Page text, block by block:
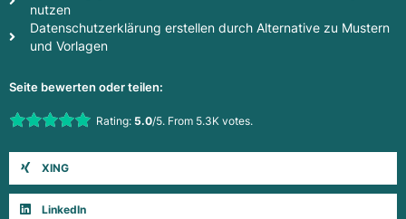
nutzen
Datenschutzerklärung erstellen durch Alternative zu Mustern
und Vorlagen
Seite bewerten oder teilen:
Rate this item:Rating: 5.0/5. From 5.3K votes.
XING
LinkedIn